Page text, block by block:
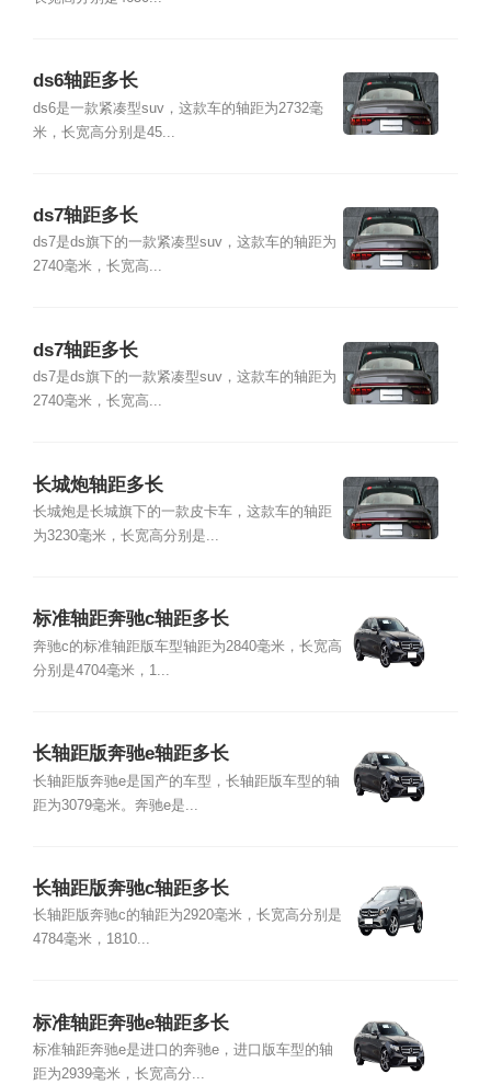
ds6轴距多长
ds6是一款紧凑型suv，这款车的轴距为2732毫
米，长宽高分别是45...
ds7轴距多长
ds7是ds旗下的一款紧凑型suv，这款车的轴距为
2740毫米，长宽高...
ds7轴距多长
ds7是ds旗下的一款紧凑型suv，这款车的轴距为
2740毫米，长宽高...
长城炮轴距多长
长城炮是长城旗下的一款皮卡车，这款车的轴距
为3230毫米，长宽高分别是...
标准轴距奔驰c轴距多长
奔驰c的标准轴距版车型轴距为2840毫米，长宽高
分别是4704毫米，1...
长轴距版奔驰e轴距多长
长轴距版奔驰e是国产的车型，长轴距版车型的轴
距为3079毫米。奔驰e是...
长轴距版奔驰c轴距多长
长轴距版奔驰c的轴距为2920毫米，长宽高分别是
4784毫米，1810...
标准轴距奔驰e轴距多长
标准轴距奔驰e是进口的奔驰e，进口版车型的轴
距为2939毫米，长宽高分...